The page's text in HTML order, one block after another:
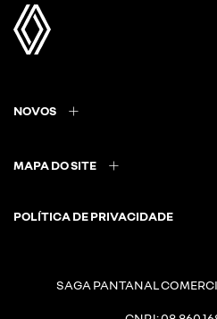
NOVOS
MAPA DO SITE
POLÍTICA DE PRIVACIDADE
SAGA PANTANAL